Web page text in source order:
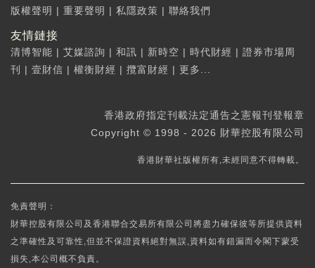
版權聲明 | 重要聲明 | 私隱政策 | 聯絡我們
友情鏈接
清博智能 | 艾媒諮詢 | 和訊 | 新時空 | 時代財經 | 證券市場周
刊
| 壹財信 | 權衡財經 | 攬富財經 | 更多...
香港政府指定刊載法定通告之憲報刊登報章
Copyright © 1998 - 2026 財華控股有限公司
香港財華社版權所有,未經同意不得轉載。
免責聲明：
財華控股有限公司及香港聯合交易所有限公司將盡力確保彼等所提供資料
之準確性及可靠性,但並不保證資料絕對無誤,資料如有錯漏而令閣下蒙受
損失,本公司概不負責。